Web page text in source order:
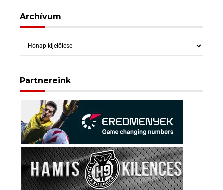
Archívum
Archívum
Partnereink